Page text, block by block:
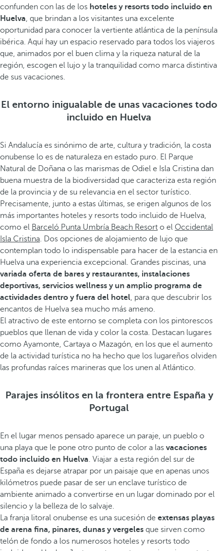
confunden con las de los hoteles y resorts todo incluido en
Huelva, que brindan a los visitantes una excelente
oportunidad para conocer la vertiente atlántica de la península
ibérica. Aquí hay un espacio reservado para todos los viajeros
que, animados por el buen clima y la riqueza natural de la
región, escogen el lujo y la tranquilidad como marca distintiva
de sus vacaciones.
El entorno inigualable de unas vacaciones todo
incluido en Huelva
Si Andalucía es sinónimo de arte, cultura y tradición, la costa
onubense lo es de naturaleza en estado puro. El Parque
Natural de Doñana o las marismas de Odiel e Isla Cristina dan
buena muestra de la biodiversidad que caracteriza esta región
de la provincia y de su relevancia en el sector turístico.
Precisamente, junto a estas últimas, se erigen algunos de los
más importantes hoteles y resorts todo incluido de Huelva,
como el Barceló Punta Umbría Beach Resort o el Occidental
Isla Cristina. Dos opciones de alojamiento de lujo que
contemplan todo lo indispensable para hacer de la estancia en
Huelva una experiencia excepcional. Grandes piscinas, una
variada oferta de bares y restaurantes, instalaciones
deportivas, servicios wellness y un amplio programa de
actividades dentro y fuera del hotel, para que descubrir los
encantos de Huelva sea mucho más ameno.
El atractivo de este entorno se completa con los pintorescos
pueblos que llenan de vida y color la costa. Destacan lugares
como Ayamonte, Cartaya o Mazagón, en los que el aumento
de la actividad turística no ha hecho que los lugareños olviden
las profundas raíces marineras que los unen al Atlántico.
Parajes insólitos en la frontera entre España y
Portugal
En el lugar menos pensado aparece un paraje, un pueblo o
una playa que le pone otro punto de color a las vacaciones
todo incluido en Huelva. Viajar a esta región del sur de
España es dejarse atrapar por un paisaje que en apenas unos
kilómetros puede pasar de ser un enclave turístico de
ambiente animado a convertirse en un lugar dominado por el
silencio y la belleza de lo salvaje.
La franja litoral onubense es una sucesión de extensas playas
de arena fina, pinares, dunas y vergeles que sirven como
telón de fondo a los numerosos hoteles y resorts todo